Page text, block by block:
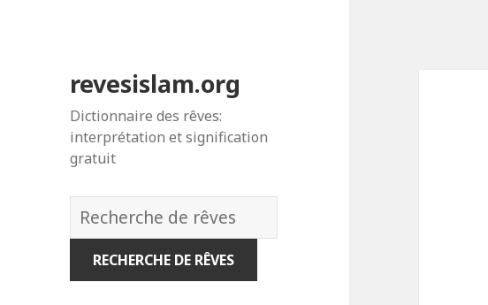
revesislam.org
Dictionnaire des rêves:
interprétation et signification
gratuit
Dictionnaire
des
rêves: